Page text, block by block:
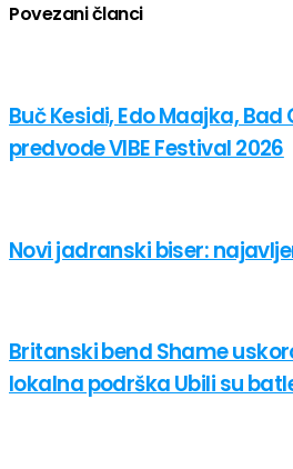
Povezani članci
Buč Kesidi, Edo Maajka,
predvode VIBE Festival 2026
Novi jadranski biser:
Britanski bend Shame
lokalna podrška Ubili su